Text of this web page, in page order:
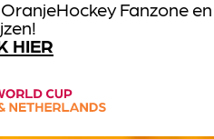
Fanzone en
HIER